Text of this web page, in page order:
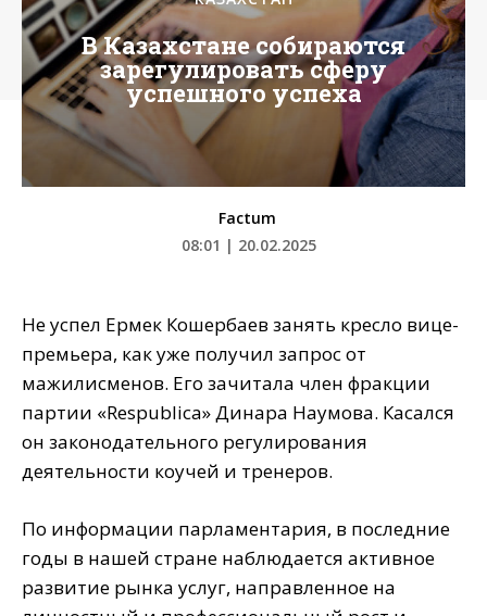
В Казахстане собираются
зарегулировать сферу
успешного успеха
Factum
08:01 | 20.02.2025
Не успел Ермек Кошербаев занять кресло вице-
премьера, как уже получил запрос от
мажилисменов. Его зачитала член фракции
партии «Respublica» Динара Наумова. Касался
он законодательного регулирования
деятельности коучей и тренеров.
По информации парламентария, в последние
годы в нашей стране наблюдается активное
развитие рынка услуг, направленное на